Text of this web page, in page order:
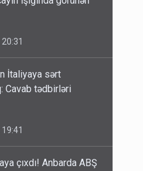
İtaliyaya sərt
Cavab tədbirləri
çıxdı! Anbarda ABŞ